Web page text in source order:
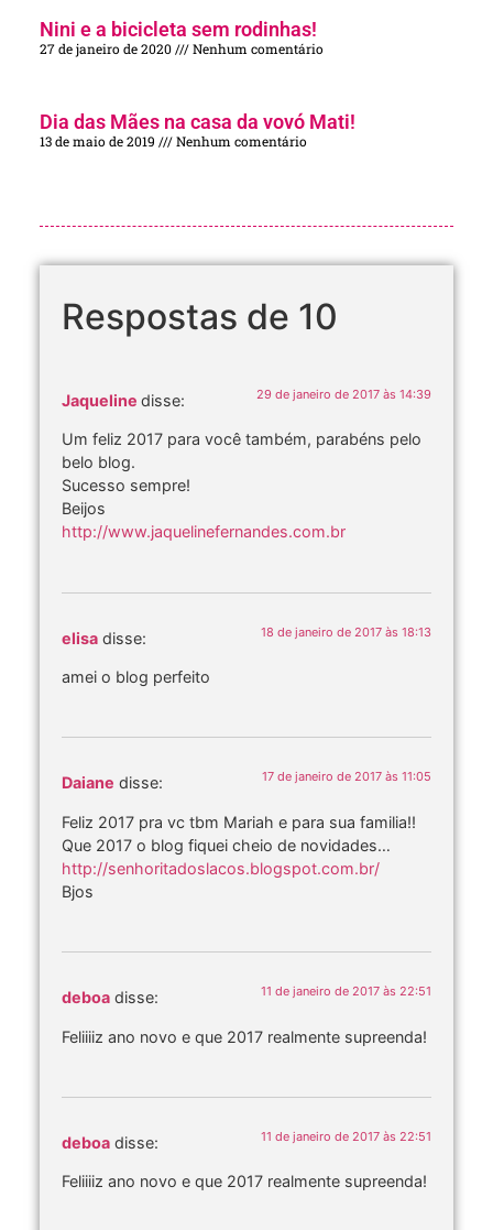
Nini e a bicicleta sem rodinhas!
27 de janeiro de 2020 Nenhum comentário
Dia das Mães na casa da vovó Mati!
13 de maio de 2019 Nenhum comentário
Respostas de 10
Jaqueline disse: 29 de janeiro de 2017 às 14:39
Um feliz 2017 para você também, parabéns pelo
belo blog.
Sucesso sempre!
Beijos
http://www.jaquelinefernandes.com.br
elisa disse: 18 de janeiro de 2017 às 18:13
amei o blog perfeito
Daiane disse: 17 de janeiro de 2017 às 11:05
Feliz 2017 pra vc tbm Mariah e para sua familia!!
Que 2017 o blog fiquei cheio de novidades…
http://senhoritadoslacos.blogspot.com.br/
Bjos
deboa disse: 11 de janeiro de 2017 às 22:51
Feliiiiz ano novo e que 2017 realmente supreenda!
deboa disse: 11 de janeiro de 2017 às 22:51
Feliiiiz ano novo e que 2017 realmente supreenda!